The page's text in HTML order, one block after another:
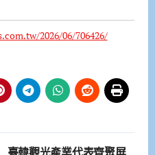
2026/06/706426/